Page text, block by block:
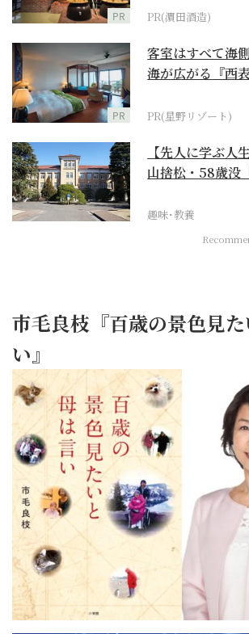
PR PR(濵田酒造)
PR
客室はすべて海
海が広がる『西
PR(星野リゾート)
【先人に学ぶ人
山捨松・58歳没
趣味･教養
市毛良枝『百歳の景色見
い』